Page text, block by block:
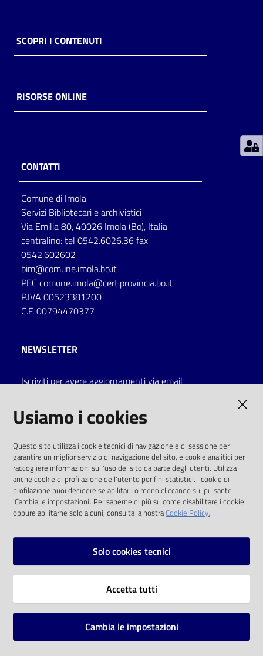
Casa
Piani
storico
per
lettura
Seguici
su
Catalogo
on line
Eventi
Chiedi al
bibliotecario
SCOPRI I CONTENUTI
RISORSE ONLINE
CONTATTI
Comune di Imola
Servizi Bibliotecari e archivistici
Via Emilia 80, 40026 Imola (Bo), Italia
centralino: tel 0542.6026.36 fax
0542.602602
bim@comune.imola.bo.it
PEC comune.imola@cert.provincia.bo.it
P.IVA 00523381200
C.F. 00794470377
NEWSLETTER
Iscriviti per avere aggiornamenti via email
solo alle condizioni previste dalla direttiva
comunitaria 2003/98/CE e dal d.lgs. 36/2006
SOCIAL
Instagram
Vai alla pagina
Mappa del sito
Usiamo i cookies
Questo sito utilizza i cookie tecnici di navigazione e di sessione per
garantire un miglior servizio di navigazione del sito, e cookie analitici per
raccogliere informazioni sull'uso del sito da parte degli utenti. Utilizza
anche cookie di profilazione dell'utente per fini statistici. I cookie di
profilazione puoi decidere se abilitarli o meno cliccando sul pulsante
'Cambia le impostazioni'. Per saperne di più su come disabilitare i cookie
oppure abilitarne solo alcuni, consulta la nostraCookie Policy.
Solo cookies tecnici
Accetta tutti
Cambia le impostazioni